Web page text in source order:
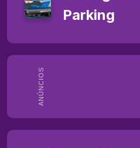
ANÚNCIOS
Parking